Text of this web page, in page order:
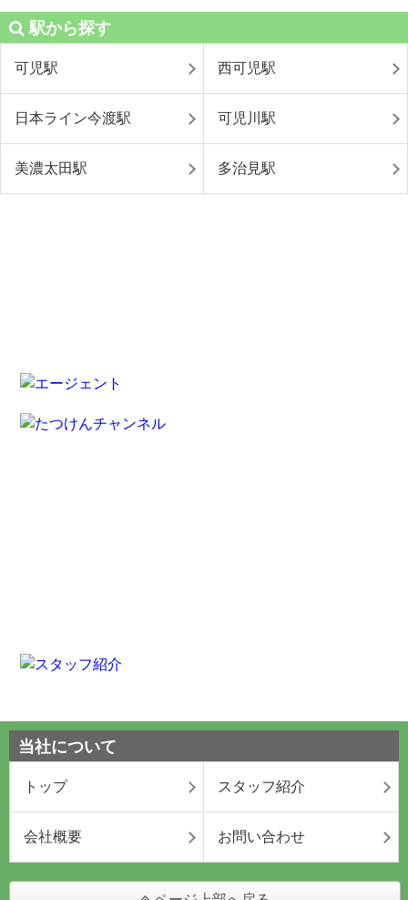
駅から探す
可児駅 西可児駅
日本ライン今渡駅 可児川駅
美濃太田駅 多治見駅
当社について
トップ スタッフ紹介
会社概要 お問い合わせ